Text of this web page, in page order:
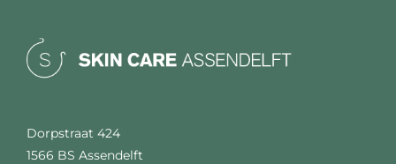
Dorpstraat 424
1566 BS Assendelft